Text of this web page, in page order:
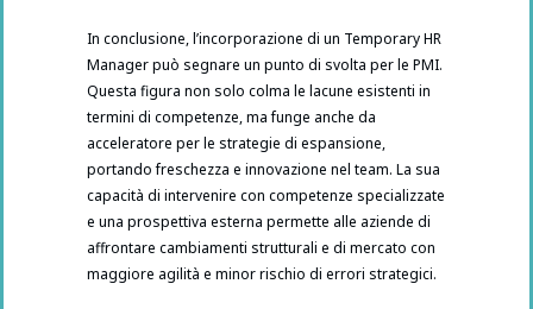
In conclusione, l’incorporazione di un Temporary HR
Manager può segnare un punto di svolta per le PMI.
Questa figura non solo colma le lacune esistenti in
termini di competenze, ma funge anche da
acceleratore per le strategie di espansione,
portando freschezza e innovazione nel team. La sua
capacità di intervenire con competenze specializzate
e una prospettiva esterna permette alle aziende di
affrontare cambiamenti strutturali e di mercato con
maggiore agilità e minor rischio di errori strategici.